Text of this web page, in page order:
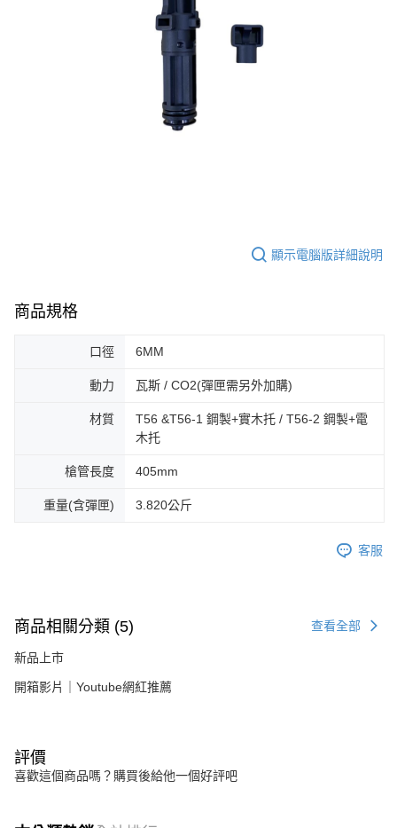
顯示電腦版詳細說明
商品規格
口徑 6MM
動力 瓦斯 / CO2(彈匣需另外加購)
材質
T56 &T56-1 鋼製+實木托 / T56-2 鋼製+電
木托
槍管長度 405mm
重量(含彈匣) 3.820公斤
客服
商品相關分類 (5) 查看全部
新品上市
開箱影片｜Youtube網紅推薦
評價
喜歡這個商品嗎？購買後給他一個好評吧